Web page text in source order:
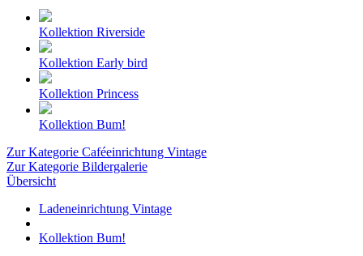
Kollektion Riverside
Kollektion Early bird
Kollektion Princess
Kollektion Bum!
Zur Kategorie Caféeinrichtung Vintage
Zur Kategorie Bildergalerie
Übersicht
Ladeneinrichtung Vintage
Kollektion Bum!